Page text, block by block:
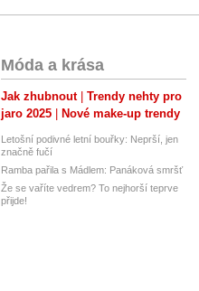
Móda a krása
Jak zhubnout
Trendy nehty pro
jaro 2025
Nové make-up trendy
Letošní podivné letní bouřky: Neprší, jen
značně fučí
Ramba pařila s Mádlem: Panáková smršť
Že se vaříte vedrem? To nejhorší teprve
přijde!